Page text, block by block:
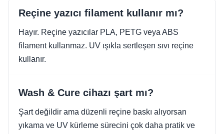
Reçine yazıcı filament kullanır mı?
Hayır. Reçine yazıcılar PLA, PETG veya ABS
filament kullanmaz. UV ışıkla sertleşen sıvı reçine
kullanır.
Wash & Cure cihazı şart mı?
Şart değildir ama düzenli reçine baskı alıyorsan
yıkama ve UV kürleme sürecini çok daha pratik ve